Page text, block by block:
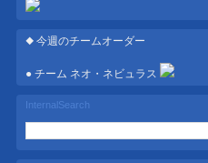
◆ 今週のチームオーダー
● チーム ネオ・ネビュラス
InternalSearch